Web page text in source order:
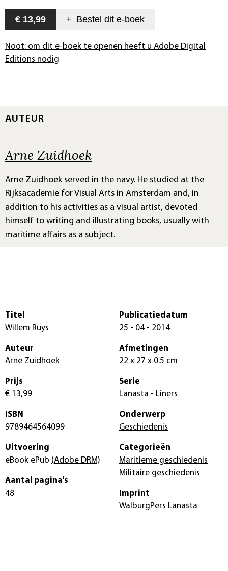
€ 13,99 + Bestel dit e-boek
Noot: om dit e-boek te openen heeft u Adobe Digital
Editions nodig
AUTEUR
Arne Zuidhoek
Arne Zuidhoek served in the navy. He studied at the
Rijksacademie for Visual Arts in Amsterdam and, in
addition to his activities as a visual artist, devoted
himself to writing and illustrating books, usually with
maritime affairs as a subject.
Titel
Willem Ruys
Auteur
Arne Zuidhoek
Prijs
€ 13,99
ISBN
9789464564099
Uitvoering
eBook ePub (Adobe DRM)
Aantal pagina's
48
Publicatiedatum
25 - 04 - 2014
Afmetingen
22 x 27 x 0.5 cm
Serie
Lanasta - Liners
Onderwerp
Geschiedenis
Categorieën
Maritieme geschiedenis
Militaire geschiedenis
Imprint
WalburgPers Lanasta